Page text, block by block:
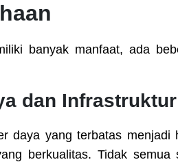
banyak manfaat, ada
dan Infrastruktur
daya yang terbatas menjadi
berkualitas. Tidak semua